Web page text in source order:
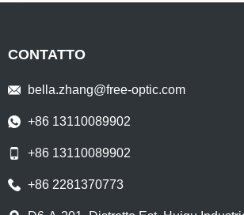
CONTATTO
bella.zhang@free-optic.com
+86 13110089902
+86 13110089902
+86 2281370773